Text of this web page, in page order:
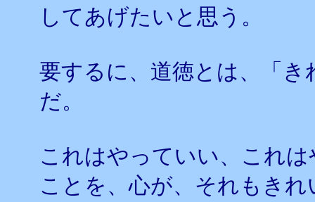
してあげたいと思う。
要するに、道徳とは、「
だ。
これはやっていい、これ
ことを、心が、それもき